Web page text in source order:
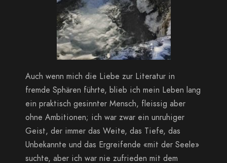
Auch wenn mich die Liebe zur Literatur in
fremde Sphären führte, blieb ich mein Leben lang
ein praktisch gesinnter Mensch, fleissig aber
ohne Ambitionen; ich war zwar ein unruhiger
Geist, der immer das Weite, das Tiefe, das
Unbekannte und das Ergreifende «mit der Seele»
suchte, aber ich war nie zufrieden mit dem